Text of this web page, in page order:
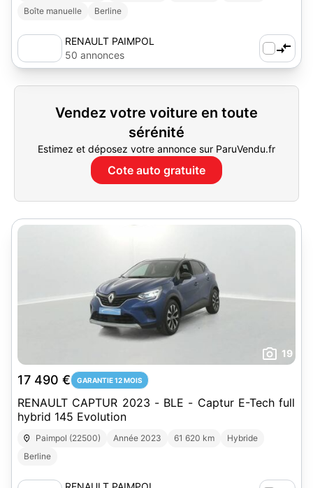
Boîte manuelle
Berline
RENAULT PAIMPOL
50 annonces
Vendez votre voiture en toute
sérénité
Estimez et déposez votre annonce sur ParuVendu.fr
Cote auto gratuite
19
17 490 € GARANTIE 12 MOIS
RENAULT CAPTUR 2023 - BLE - Captur E-Tech full
hybrid 145 Evolution
Paimpol (22500) Année 2023 61 620 km
Hybride
Berline